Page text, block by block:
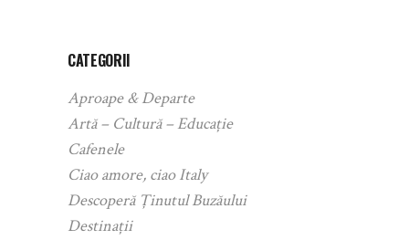
CATEGORII
Aproape & Departe
Artă – Cultură – Educație
Cafenele
Ciao amore, ciao Italy
Descoperă Ținutul Buzăului
Destinații